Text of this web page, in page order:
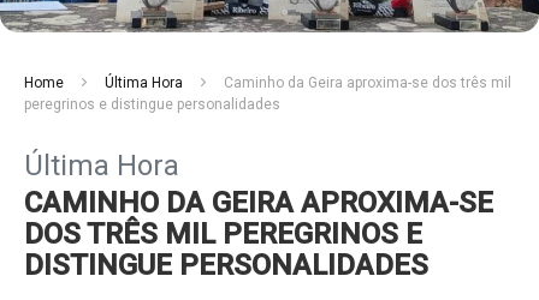
Home Última Hora
Caminho da Geira aproxima-se dos três mil
peregrinos e distingue personalidades
Última Hora
CAMINHO DA GEIRA APROXIMA-SE
DOS TRÊS MIL PEREGRINOS E
DISTINGUE PERSONALIDADES